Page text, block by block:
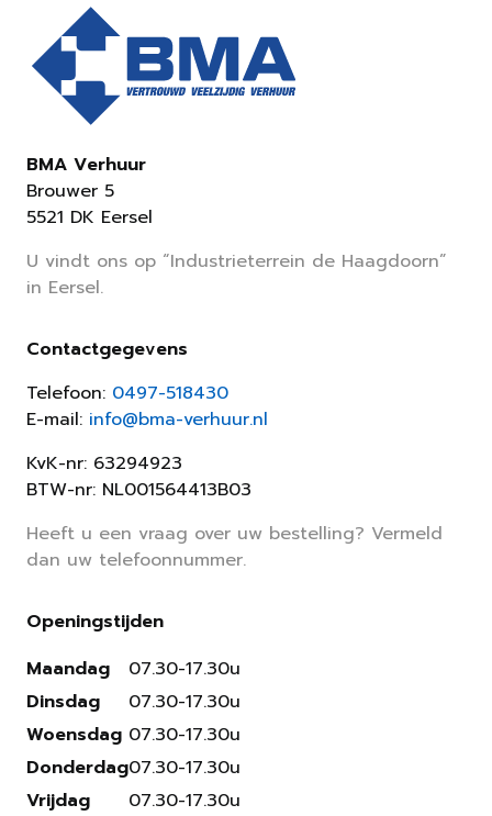
BMA Verhuur
Brouwer 5
5521 DK Eersel
U vindt ons op “Industrieterrein de Haagdoorn”
in Eersel.
Contactgegevens
Telefoon: 0497-518430
E-mail: info@bma-verhuur.nl
KvK-nr: 63294923
BTW-nr: NL001564413B03
Heeft u een vraag over uw bestelling? Vermeld
dan uw telefoonnummer.
Openingstijden
Maandag
Dinsdag
Woensdag
Donderdag
Vrijdag
07.30-17.30u
07.30-17.30u
07.30-17.30u
07.30-17.30u
07.30-17.30u